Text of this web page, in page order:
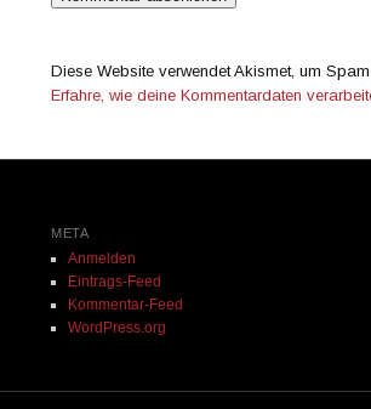
Diese Website verwendet Akismet, um
Erfahre, wie deine Kommentardaten
META
Anmelden
Eintrags-Feed
Kommentar-Feed
WordPress.org